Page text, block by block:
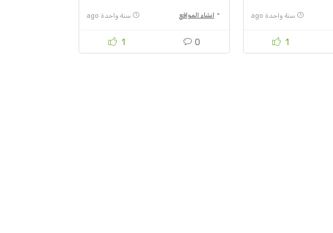
سنة واحدة ago
1
انشاء المواقع سنة واحدة ago
1 0